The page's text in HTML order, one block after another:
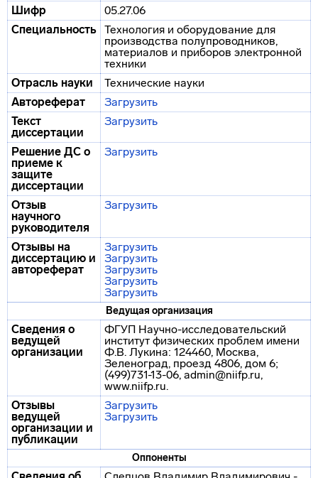
Шифр
05.27.06
Специальность Технология и оборудование для
производства полупроводников,
материалов и приборов электронной
техники
Отрасль науки
Технические науки
Автореферат
Загрузить
Текст
диссертации
Загрузить
Решение ДС о
приеме к
защите
диссертации
Загрузить
Отзыв
научного
руководителя
Загрузить
Отзывы на
диссертацию и
автореферат
Загрузить
Загрузить
Загрузить
Загрузить
Загрузить
Ведущая организация
Сведения о
ведущей
организации
ФГУП Научно-исследовательский
институт физических проблем имени
Ф.В. Лукина: 124460, Москва,
Зеленоград, проезд 4806, дом 6;
(499)731-13-06, admin@niifp.ru,
www.niifp.ru.
Отзывы
ведущей
организации и
публикации
Загрузить
Загрузить
Оппоненты